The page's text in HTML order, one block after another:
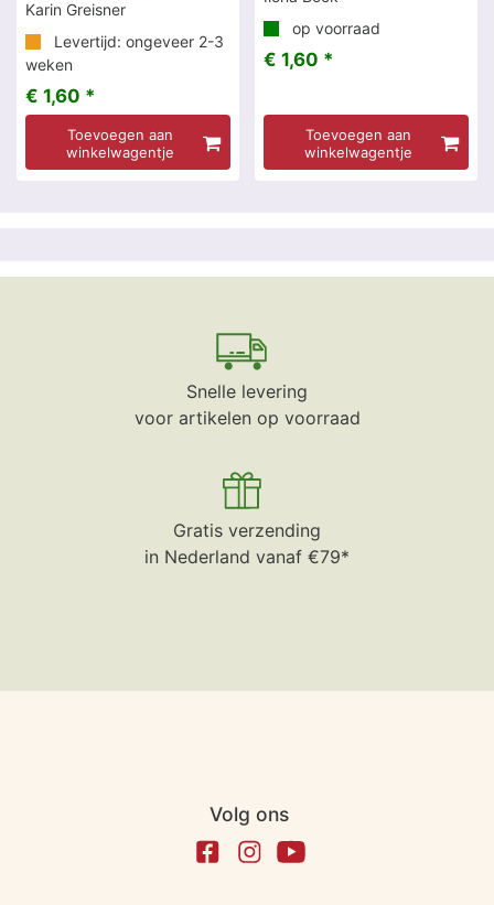
Karin Greisner
Levertijd: ongeveer 2-3
weken
€ 1,60 *
Toevoegen aan
winkelwagentje
op voorraad
€ 1,60 *
Toevoegen aan
winkelwagentje
Snelle levering
voor artikelen op voorraad
Gratis verzending
in Nederland vanaf €79*
Volg ons